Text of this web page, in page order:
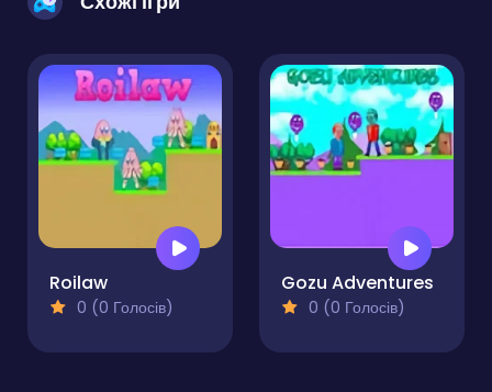
Roilaw
0 (0 Голосів)
Gozu Adventures
0 (0 Голосів)